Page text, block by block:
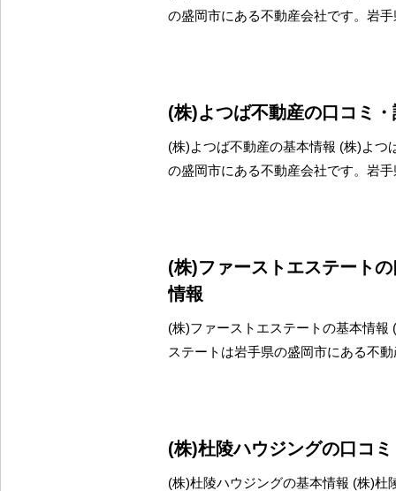
の盛岡市にある不動産会社です。岩
(株)よつば不動産の口コミ
(株)よつば不動産の基本情報 (株)よつ
の盛岡市にある不動産会社です。岩
(株)ファーストエステート
情報
(株)ファーストエステートの基本情報
ステートは岩手県の盛岡市にある不
(株)杜陵ハウジングの口コ
(株)杜陵ハウジングの基本情報 (株)杜